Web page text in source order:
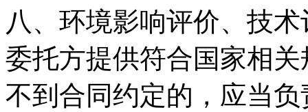
八、环境影响评价、技
委托方提供符合国家相
不到合同约定的，应当